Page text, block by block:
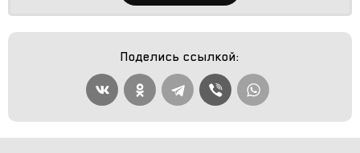
Поделись ссылкой: